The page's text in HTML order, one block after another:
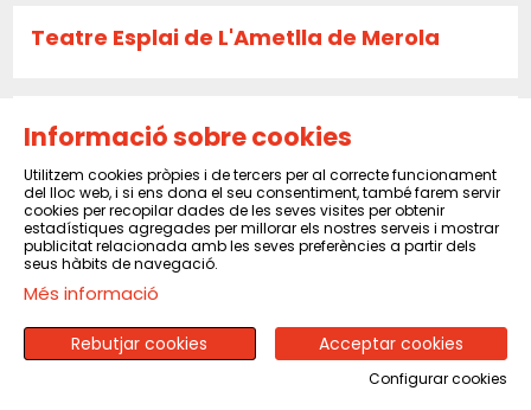
Teatre Esplai de L'Ametlla de Merola
Centre Cultural i Recreatiu de Castellví
de Rosanes
La Caldera
Sala El Sindicat de Balsareny
Informació sobre cookies
Utilitzem cookies pròpies i de tercers per al correcte funcionament
del lloc web, i si ens dona el seu consentiment, també farem servir
cookies per recopilar dades de les seves visites per obtenir
estadístiques agregades per millorar els nostres serveis i mostrar
publicitat relacionada amb les seves preferències a partir dels
seus hàbits de navegació.
Més informació
Acceptar cookies
Rebutjar cookies
Configurar cookies